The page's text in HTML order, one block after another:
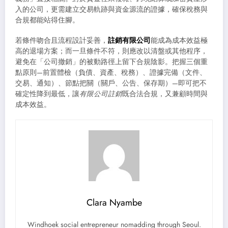
入的公司，更需建立交易軌跡與資金源流的證據，確保稅務與
合規都能站得住腳。
若條件吻合且流程設計妥善， 註銷有限公司能成為成本效益極
高的退場方案；而一旦條件不符，則應改以清盤或其他程序，
避免在「公司撤銷」的被動路徑上留下合規陰影。把握三個重
點原則—前置體檢（負債、資產、稅務）、證據完備（文件、
交易、通知）、節點把關（關戶、公告、保存期）—即可把不
確定性降到最低，讓有限公司註銷既合法合規，又兼顧時間與
成本效益。
Clara Nyambe
Windhoek social entrepreneur nomadding through Seoul.